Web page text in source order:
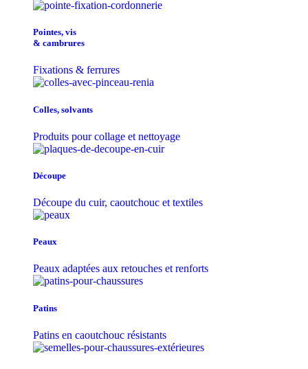
Pointes, vis
& cambrures
Fixations & ferrures
Colles, solvants
Produits pour collage et nettoyage
Découpe
Découpe du cuir, caoutchouc et textiles
Peaux
Peaux adaptées aux retouches et renforts
Patins
Patins en caoutchouc résistants